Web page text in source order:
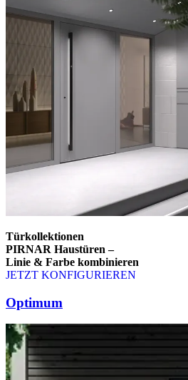
Türkollektionen
PIRNAR Haustüren –
Linie & Farbe kombinieren
JETZT KONFIGURIEREN
Optimum